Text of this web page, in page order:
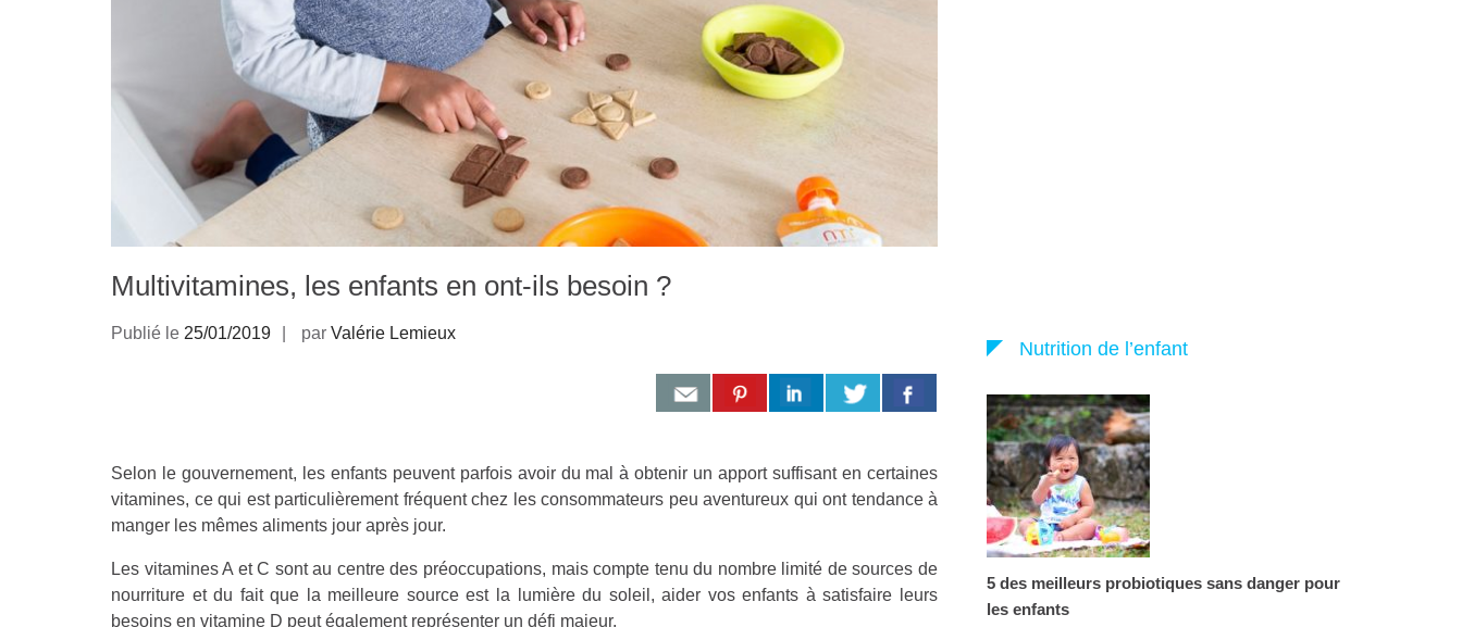
Multivitamines, les enfants en ont-ils besoin ?
Publié le 25/01/2019 par Valérie Lemieux
Selon le gouvernement, les enfants peuvent parfois avoir du mal à obtenir un apport suffisant en certaines
vitamines, ce qui est particulièrement fréquent chez les consommateurs peu aventureux qui ont tendance à
manger les mêmes aliments jour après jour.
Les vitamines A et C sont au centre des préoccupations, mais compte tenu du nombre limité de sources de
nourriture et du fait que la meilleure source est la lumière du soleil, aider vos enfants à satisfaire leurs
besoins en vitamine D peut également représenter un défi majeur.
Nutrition de l’enfant
5 des meilleurs probiotiques sans danger pour
les enfants